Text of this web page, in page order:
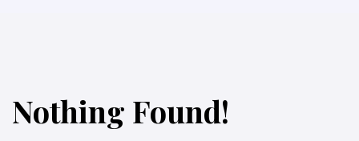
Nothing Found!